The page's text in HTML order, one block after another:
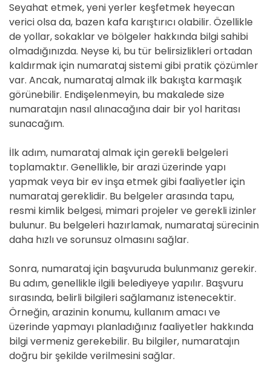
Seyahat etmek, yeni yerler keşfetmek heyecan
verici olsa da, bazen kafa karıştırıcı olabilir. Özellikle
de yollar, sokaklar ve bölgeler hakkında bilgi sahibi
olmadığınızda. Neyse ki, bu tür belirsizlikleri ortadan
kaldırmak için numarataj sistemi gibi pratik çözümler
var. Ancak, numarataj almak ilk bakışta karmaşık
görünebilir. Endişelenmeyin, bu makalede size
numaratajın nasıl alınacağına dair bir yol haritası
sunacağım.
İlk adım, numarataj almak için gerekli belgeleri
toplamaktır. Genellikle, bir arazi üzerinde yapı
yapmak veya bir ev inşa etmek gibi faaliyetler için
numarataj gereklidir. Bu belgeler arasında tapu,
resmi kimlik belgesi, mimari projeler ve gerekli izinler
bulunur. Bu belgeleri hazırlamak, numarataj sürecinin
daha hızlı ve sorunsuz olmasını sağlar.
Sonra, numarataj için başvuruda bulunmanız gerekir.
Bu adım, genellikle ilgili belediyeye yapılır. Başvuru
sırasında, belirli bilgileri sağlamanız istenecektir.
Örneğin, arazinin konumu, kullanım amacı ve
üzerinde yapmayı planladığınız faaliyetler hakkında
bilgi vermeniz gerekebilir. Bu bilgiler, numaratajın
doğru bir şekilde verilmesini sağlar.